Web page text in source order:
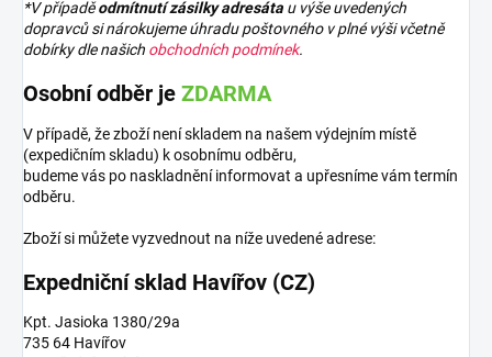
*V případěodmítnutí zásilky adresáta u výše uvedených
dopravců si nárokujeme úhradu poštovného v plné výši včetně
dobírky dle našich obchodních podmínek.
Osobní odběr je ZDARMA
V případě, že zboží není skladem na našem výdejním místě
(expedičním skladu) k osobnímu odběru,
budeme vás po naskladnění informovat a upřesníme vám termín
odběru.
Zboží si můžete vyzvednout na níže uvedené adrese:
Expedniční sklad Havířov (CZ)
Kpt. Jasioka 1380/29a
735 64 Havířov